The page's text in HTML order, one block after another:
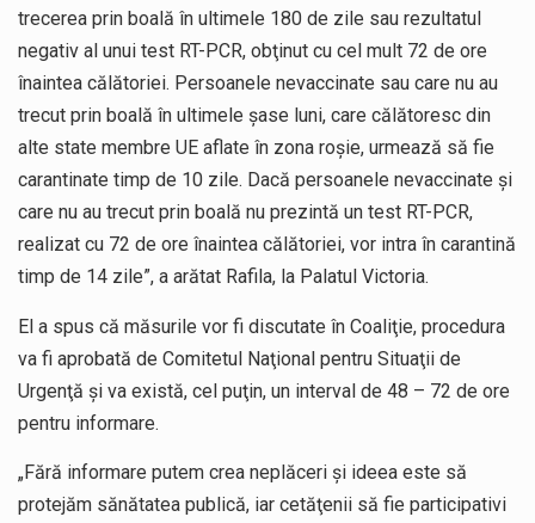
trecerea prin boală în ultimele 180 de zile sau rezultatul
negativ al unui test RT-PCR, obţinut cu cel mult 72 de ore
înaintea călătoriei. Persoanele nevaccinate sau care nu au
trecut prin boală în ultimele şase luni, care călătoresc din
alte state membre UE aflate în zona roşie, urmează să fie
carantinate timp de 10 zile. Dacă persoanele nevaccinate şi
care nu au trecut prin boală nu prezintă un test RT-PCR,
realizat cu 72 de ore înaintea călătoriei, vor intra în carantină
timp de 14 zile”, a arătat Rafila, la Palatul Victoria.
El a spus că măsurile vor fi discutate în Coaliţie, procedura
va fi aprobată de Comitetul Naţional pentru Situaţii de
Urgenţă şi va există, cel puţin, un interval de 48 – 72 de ore
pentru informare.
„Fără informare putem crea neplăceri şi ideea este să
protejăm sănătatea publică, iar cetăţenii să fie participativi